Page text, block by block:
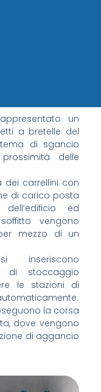
un
a bretelle del
di sgancio
delle
carrellini con
di carico posta
ed
vengono
mezzo di un
inseriscono
di stoccaggio
le stazioni di
la corsa
dove vengono
di aggancio